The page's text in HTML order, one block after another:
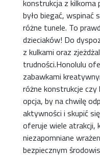
konstrukcja z
było biegać, wspinać
różne tunele. To
dzieciaków! Do
z kulkami oraz
trudności.Honolulu
zabawkami
różne konstrukcje
opcja, by na chwilę
aktywności i skupić
oferuje wiele atrakcji,
niezapomniane
bezpiecznym